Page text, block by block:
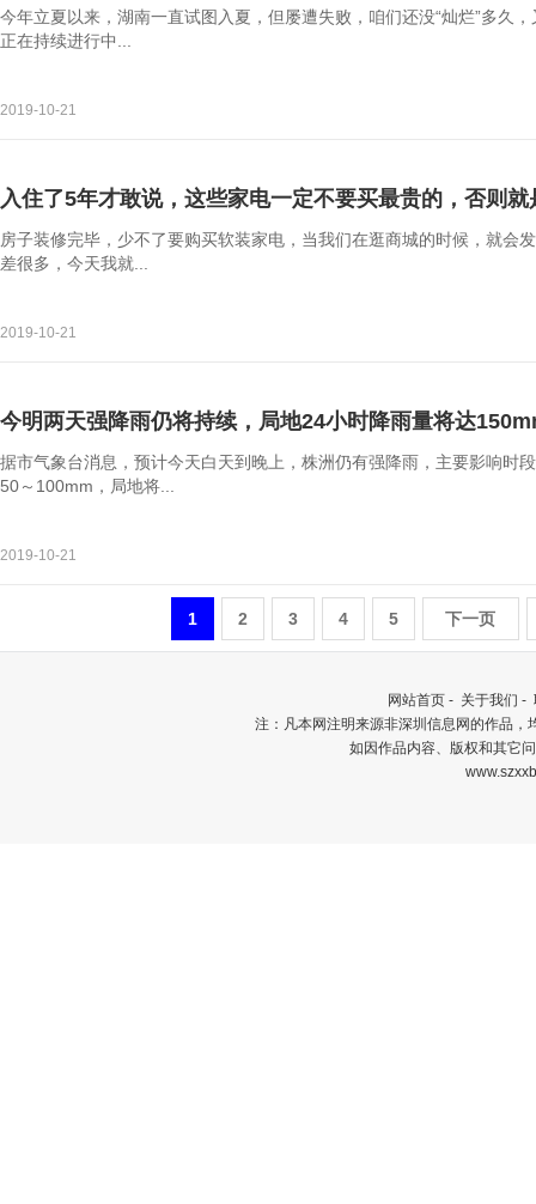
今年立夏以来，湖南一直试图入夏，但屡遭失败，咱们还没“灿烂”多久
正在持续进行中...
2019-10-21
入住了5年才敢说，这些家电一定不要买最贵的，否则就
房子装修完毕，少不了要购买软装家电，当我们在逛商城的时候，就会
差很多，今天我就...
2019-10-21
今明两天强降雨仍将持续，局地24小时降雨量将达
据市气象台消息，预计今天白天到晚上，株洲仍有强降雨，主要影响时
50～100mm，局地将...
2019-10-21
1 2 3 4 5 下一页
网站首页 - 关于我们 -
注：凡本网注明来源非深圳信息网的作品
如因作品内容、版权和其它